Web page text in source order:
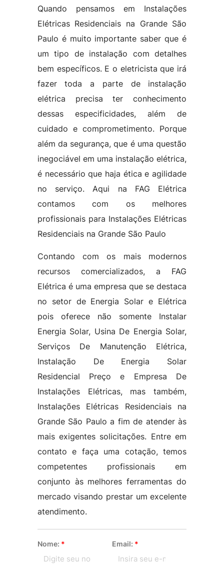
Quando pensamos em Instalações
Elétricas Residenciais na Grande São
Paulo é muito importante saber que é
um tipo de instalação com detalhes
bem específicos. E o eletricista que irá
fazer toda a parte de instalação
elétrica precisa ter conhecimento
dessas especificidades, além de
cuidado e comprometimento. Porque
além da segurança, que é uma questão
inegociável em uma instalação elétrica,
é necessário que haja ética e agilidade
no serviço. Aqui na FAG Elétrica
contamos com os melhores
profissionais para Instalações Elétricas
Residenciais na Grande São Paulo
Contando com os mais modernos
recursos comercializados, a FAG
Elétrica é uma empresa que se destaca
no setor de Energia Solar e Elétrica
pois oferece não somente Instalar
Energia Solar, Usina De Energia Solar,
Serviços De Manutenção Elétrica,
Instalação De Energia Solar
Residencial Preço e Empresa De
Instalações Elétricas, mas também,
Instalações Elétricas Residenciais na
Grande São Paulo a fim de atender às
mais exigentes solicitações. Entre em
contato e faça uma cotação, temos
competentes profissionais em
conjunto às melhores ferramentas do
mercado visando prestar um excelente
atendimento.
Nome: * Email: *